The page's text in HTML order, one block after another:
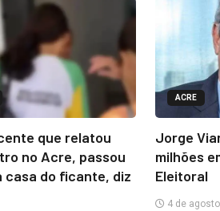
que relatou
no Acre, passou
casa do ficante, diz
ACRE
Jorge
milhões
Eleitoral
4 de